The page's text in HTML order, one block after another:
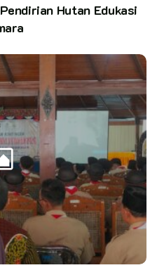
Hutan Edukasi